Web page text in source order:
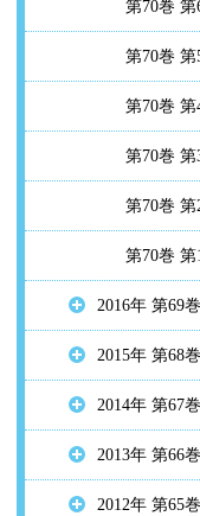
第70巻 第
第70巻 第
第70巻 第
第70巻 第
第70巻 第
第70巻 第
2016年 第69巻
2015年 第68巻
2014年 第67巻
2013年 第66巻
2012年 第65巻